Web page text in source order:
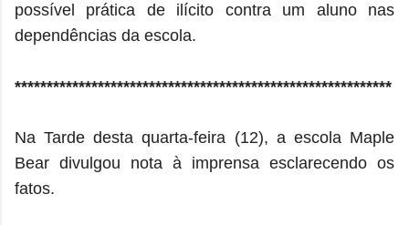
possível prática de ilícito contra um aluno nas
dependências da escola.
***********************************************************
Na Tarde desta quarta-feira (12), a escola Maple
Bear divulgou nota à imprensa esclarecendo os
fatos.